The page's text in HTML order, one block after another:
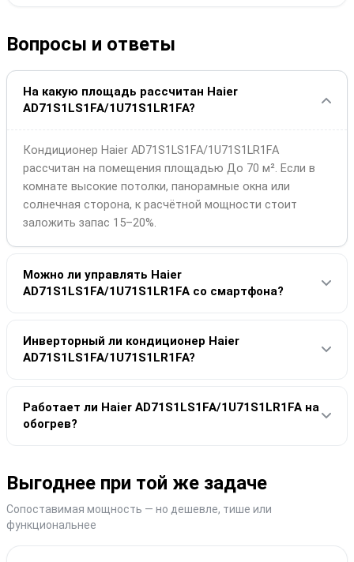
Вопросы и ответы
На какую площадь рассчитан Haier
AD71S1LS1FA/1U71S1LR1FA?
Кондиционер Haier AD71S1LS1FA/1U71S1LR1FA
рассчитан на помещения площадью До 70 м². Если в
комнате высокие потолки, панорамные окна или
солнечная сторона, к расчётной мощности стоит
заложить запас 15–20%.
Можно ли управлять Haier
AD71S1LS1FA/1U71S1LR1FA со смартфона?
Инверторный ли кондиционер Haier
AD71S1LS1FA/1U71S1LR1FA?
Работает ли Haier AD71S1LS1FA/1U71S1LR1FA на
обогрев?
Выгоднее при той же задаче
Сопоставимая мощность — но дешевле, тише или
функциональнее